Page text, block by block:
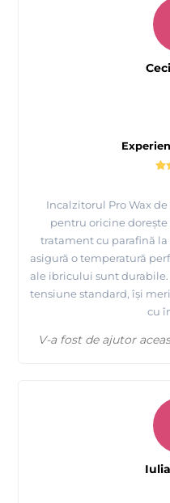
Incalzitorul Pro Wax
pentru oricine
tratament cu parafină
asigură o temperatură
ale ibricului sunt
tensiune standard, își
cu
V-a fost de ajutor